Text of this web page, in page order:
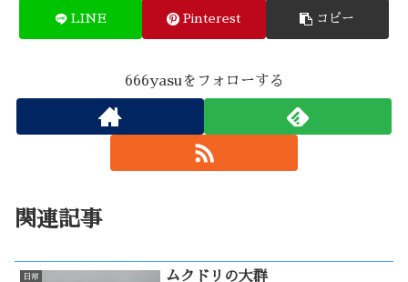
LINE Pinterest コピー
666yasuをフォローする
関連記事
日常 ムクドリの大群